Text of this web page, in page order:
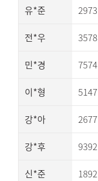
유*준 2973
전*우 3578
민*경 7574
이*형 5147
강*아 2677
강*후 9392
신*준 1892